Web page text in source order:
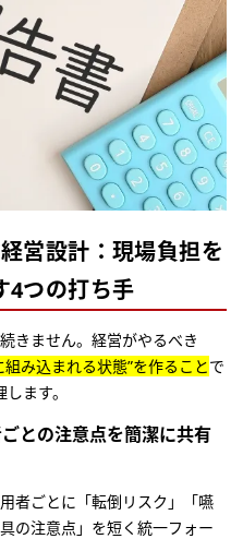
営設計：現場負担を
4つの打ち手
きません。経営がやるべき
み込まれる状態”を作ることで
ます。
との注意点を簡潔に共有
者ごとに「転倒リスク」「嚥
の注意点」を短く統一フォー